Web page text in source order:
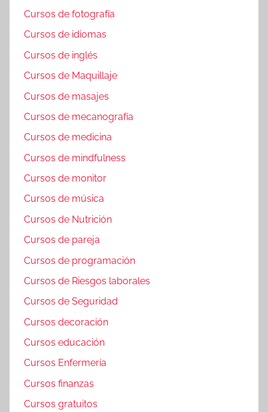
Cursos de fotografía
Cursos de idiomas
Cursos de inglés
Cursos de Maquillaje
Cursos de masajes
Cursos de mecanografía
Cursos de medicina
Cursos de mindfulness
Cursos de monitor
Cursos de música
Cursos de Nutrición
Cursos de pareja
Cursos de programación
Cursos de Riesgos laborales
Cursos de Seguridad
Cursos decoración
Cursos educación
Cursos Enfermería
Cursos finanzas
Cursos gratuitos